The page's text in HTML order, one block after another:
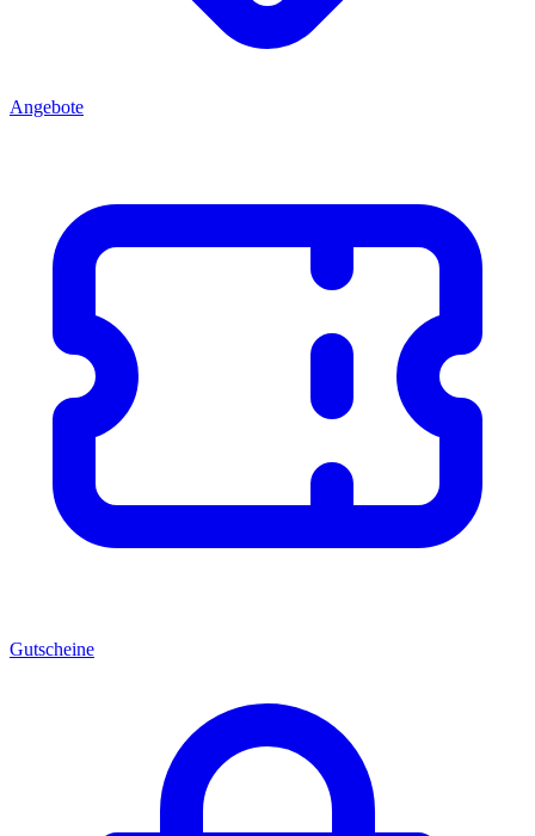
Angebote
Gutscheine